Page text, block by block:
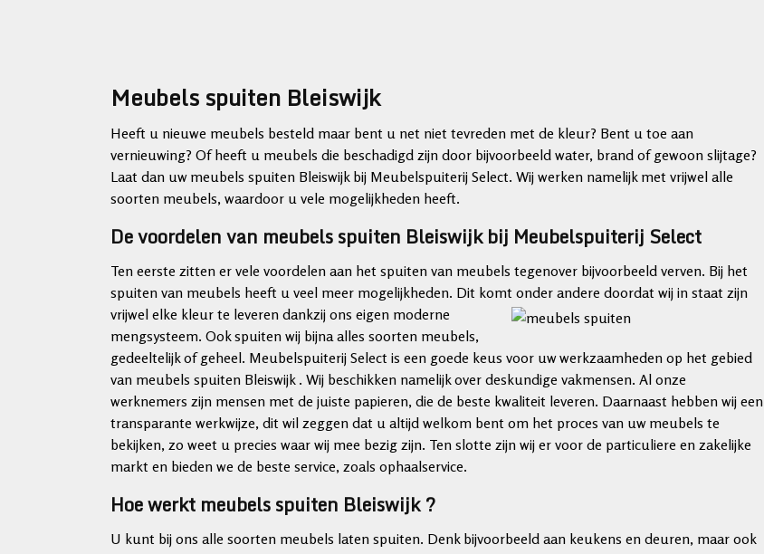
Meubels spuiten Bleiswijk
Heeft u nieuwe meubels besteld maar bent u net niet tevreden met de kleur? Bent u toe aan
vernieuwing? Of heeft u meubels die beschadigd zijn door bijvoorbeeld water, brand of gewoon slijtage?
Laat dan uw meubels spuiten Bleiswijk bij Meubelspuiterij Select. Wij werken namelijk met vrijwel alle
soorten meubels, waardoor u vele mogelijkheden heeft.
De voordelen van meubels spuiten Bleiswijk bij Meubelspuiterij Select
Ten eerste zitten er vele voordelen aan het spuiten van meubels tegenover bijvoorbeeld verven. Bij het
spuiten van meubels heeft u veel meer mogelijkheden. Dit komt onder andere doordat wij in staat zijn
vrijwel elke kleur te leveren dankzij ons eigen moderne
mengsysteem. Ook spuiten wij bijna alles soorten meubels,
gedeeltelijk of geheel. Meubelspuiterij Select is een goede keus voor uw werkzaamheden op het gebied
van meubels spuiten Bleiswijk . Wij beschikken namelijk over deskundige vakmensen. Al onze
werknemers zijn mensen met de juiste papieren, die de beste kwaliteit leveren. Daarnaast hebben wij een
transparante werkwijze, dit wil zeggen dat u altijd welkom bent om het proces van uw meubels te
bekijken, zo weet u precies waar wij mee bezig zijn. Ten slotte zijn wij er voor de particuliere en zakelijke
markt en bieden we de beste service, zoals ophaalservice.
Hoe werkt meubels spuiten Bleiswijk ?
U kunt bij ons alle soorten meubels laten spuiten. Denk bijvoorbeeld aan keukens en deuren, maar ook